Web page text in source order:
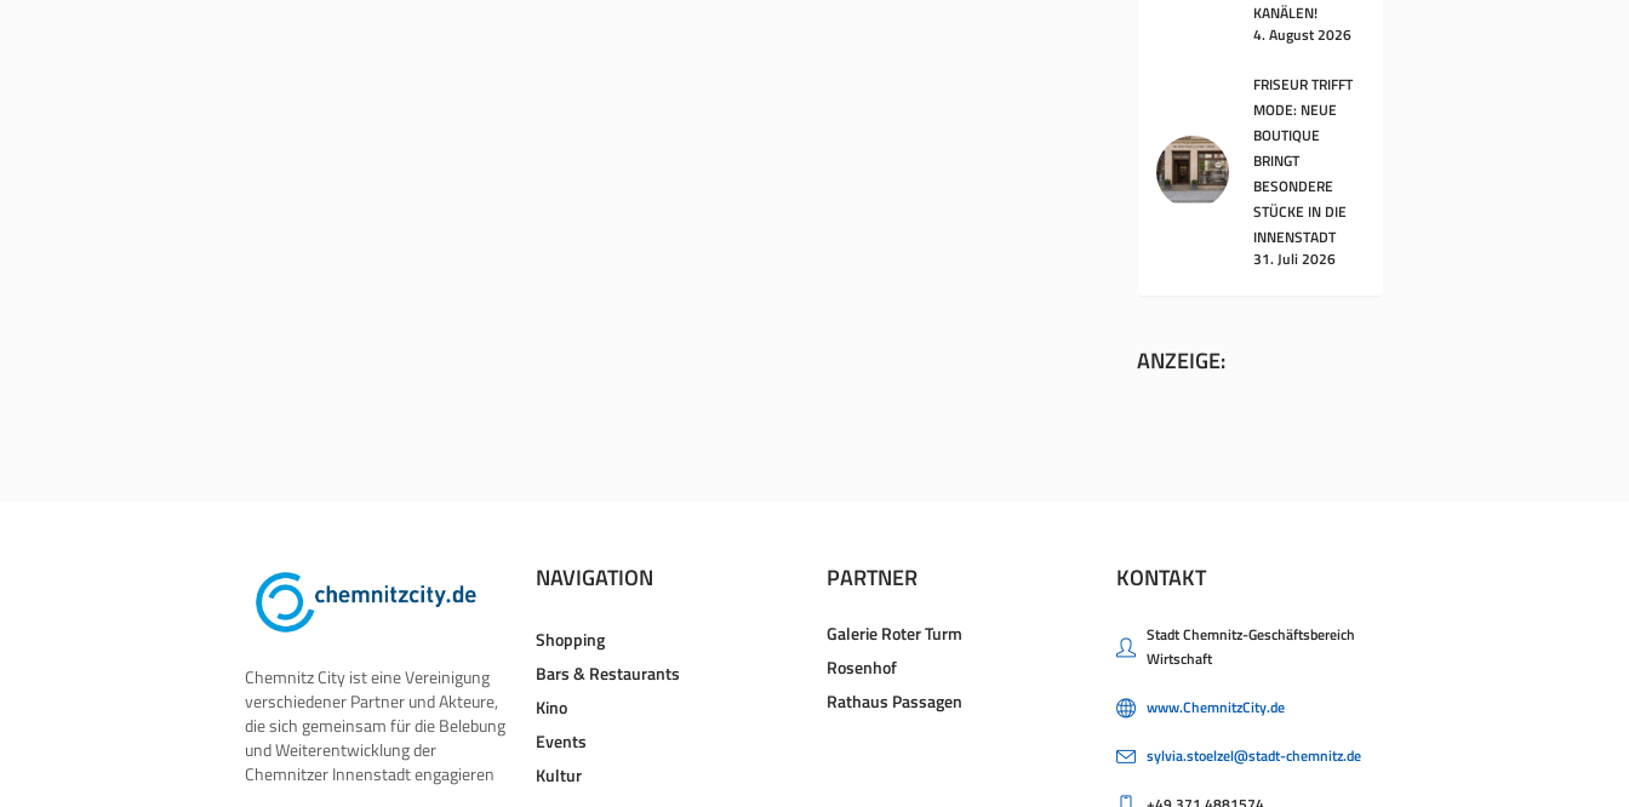
KANÄLEN!
4. August 2026
FRISEUR TRIFFT
MODE: NEUE
BOUTIQUE
BRINGT
BESONDERE
STÜCKE IN DIE
INNENSTADT
31. Juli 2026
ANZEIGE:
Chemnitz City ist eine Vereinigung
verschiedener Partner und Akteure,
die sich gemeinsam für die Belebung
und Weiterentwicklung der
Chemnitzer Innenstadt engagieren
NAVIGATION
Shopping
Bars & Restaurants
Kino
Events
Kultur
PARTNER
Galerie Roter Turm
Rosenhof
Rathaus Passagen
KONTAKT
Stadt Chemnitz-Geschäftsbereich
Wirtschaft
www.ChemnitzCity.de
sylvia.stoelzel@stadt-chemnitz.de